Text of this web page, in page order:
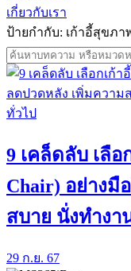
เกี่ยวกับเรา
ป้ายกำกับ: เก้าอี้สุขภา
ทั่วไป
9 เคล็ดลับ เลือ
Chair) อย่างมื
สบาย นั่งทำง
29 ก.ย. 67